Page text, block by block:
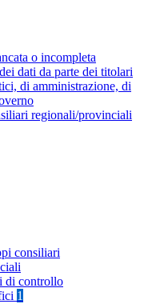
o incompleta
dati da parte dei titolari
di amministrazione, di
regionali/provinciali
consiliari
di controllo
1